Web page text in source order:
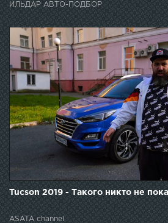
ИЛЬДАР АВТО-ПОДБОР
Tucson 2019 - Такого никто не
ASATA channel